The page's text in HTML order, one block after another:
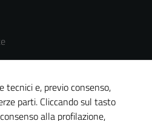
tecnici e, previo consenso,
parti. Cliccando sul tasto
alla profilazione,